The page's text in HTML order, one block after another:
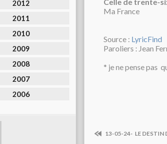
2012
2011
2010
2009
2008
2007
2006
Ma France
Source : LyricFind
Paroliers : Jean
* je ne pense pas
13-05-24- LE DESTIN